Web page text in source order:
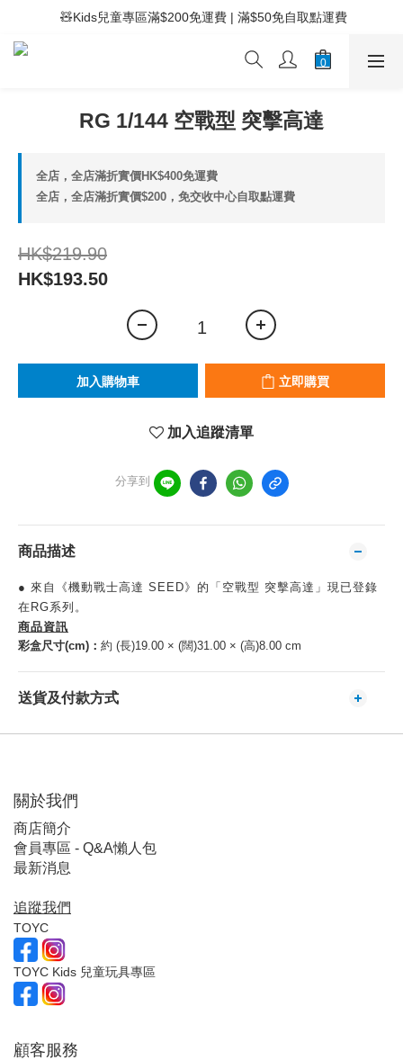
⚡滿$400免運費 | 滿$200免Easy Trade自取點運費
🧸Kids兒童專區滿$200免運費 | 滿$50免自取點運費
⚡滿$400免運費 | 滿$200免Easy Trade自取點運費
RG 1/144 空戰型 突擊高達
全店，全店滿折實價HK$400免運費
全店，全店滿折實價$200，免交收中心自取點運費
HK$219.90
HK$193.50
加入購物車 立即購買
加入追蹤清單
分享到
商品描述
● 來自《機動戰士高達 SEED》的「空戰型 突擊高達」現已登錄
在RG系列。
商品資訊
彩盒尺寸(cm)： 約 (長)19.00 × (闊)31.00 × (高)8.00 cm
送貨及付款方式
關於我們
商店簡介
會員專區 - Q&A懶人包
最新消息
追蹤我們
TOYC
TOYC Kids 兒童玩具專區
顧客服務